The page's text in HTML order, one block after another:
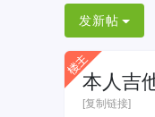
西
班
牙
华
发新帖
本人吉
[复制链接]